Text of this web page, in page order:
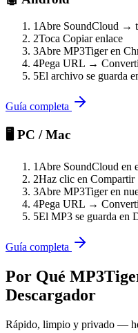
1 Abre SoundCloud →
2Toca Copiar enlace
3Abre MP3Tiger en
4Pega URL →
5El archivo se guarda
Guía completa
🖥️ PC / Mac
1 Abre SoundCloud en
2Haz clic en
3Abre MP3Tiger en
4Pega URL →
5El MP3 se guarda en
Guía completa
Por Qué
Descargador
Rápido, limpio y privado —